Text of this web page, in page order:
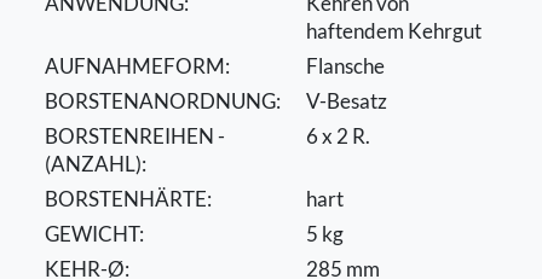
haftendem Kehrgut
AUFNAHMEFORM:
Flansche
BORSTENANORDNUNG:
V-Besatz
BORSTENREIHEN -
(ANZAHL):
6 x 2 R.
BORSTENHÄRTE:
hart
GEWICHT:
5 kg
KEHR-Ø:
285 mm